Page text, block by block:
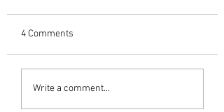
4 Comments
Write a comment...